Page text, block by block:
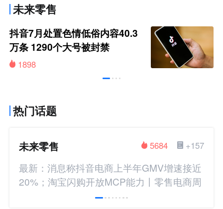
未来零售
抖音7月处置色情低俗内容40.3
万条 1290个大号被封禁
1898
热门话题
未来零售 +157
5684
最新：消息称抖音电商上半年GMV增速接近
20%；淘宝闪购开放MCP能力丨零售电商周